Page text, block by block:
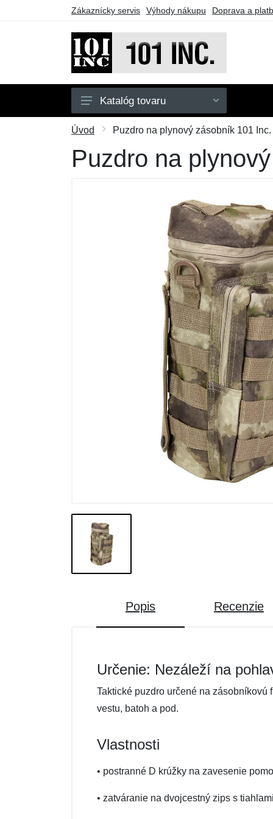
Zákaznícky servis Výhody nákupu Doprava a
Pánske
Detské
Taktické vybavenie
Darčekové poukazy
Katalóg tovaru
Úvod Puzdro na plynový zásobník 101
Puzdro na
Popis Recenzie
Určenie: Nezáleží na
Taktické puzdro určené na
vestu, batoh a pod.
Vlastnosti
• postranné D krúžky na zavesenie
• zatváranie na dvojcestný zips s